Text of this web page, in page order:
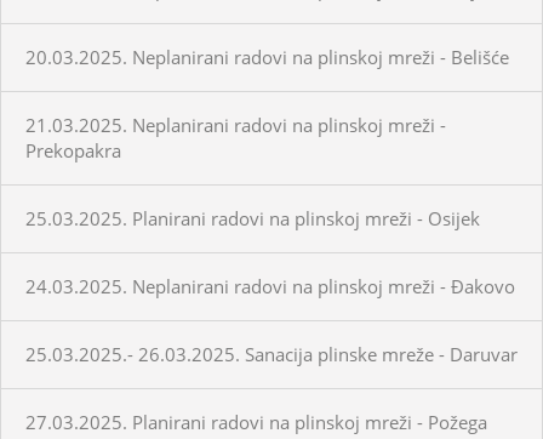
20.03.2025. Neplanirani radovi na plinskoj mreži - Belišće
21.03.2025. Neplanirani radovi na plinskoj mreži -
Prekopakra
25.03.2025. Planirani radovi na plinskoj mreži - Osijek
24.03.2025. Neplanirani radovi na plinskoj mreži - Đakovo
25.03.2025.- 26.03.2025. Sanacija plinske mreže - Daruvar
27.03.2025. Planirani radovi na plinskoj mreži - Požega